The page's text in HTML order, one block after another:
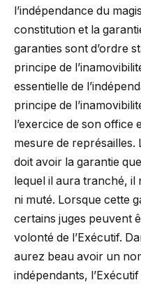
l’indépendance du
constitution et la
garanties sont d’ordre
principe de
essentielle de
principe de
l’exercice de son office
mesure de représailles.
doit avoir la garantie
lequel il aura tranché,
ni muté. Lorsque cette
certains juges peuvent
volonté de l’Exécutif.
aurez beau avoir un
indépendants,